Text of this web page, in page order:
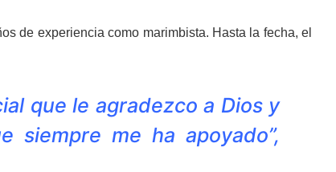
de experiencia como marimbista. Hasta la fecha, el
que le agradezco a Dios y
me ha apoyado”,